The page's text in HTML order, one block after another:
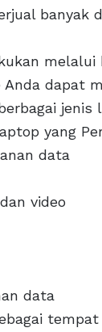
banyak
dapat
yang
data
video
data